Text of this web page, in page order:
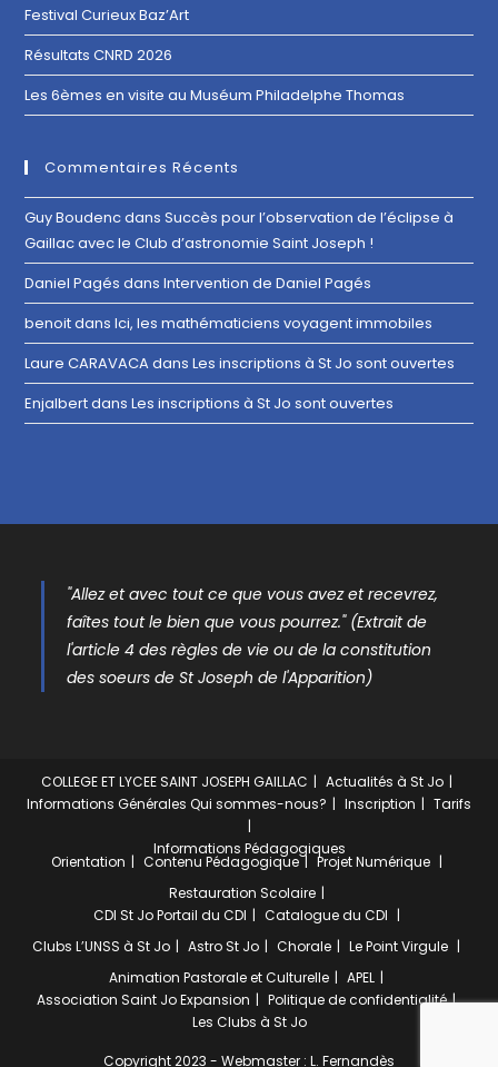
Festival Curieux Baz’Art
Résultats CNRD 2026
Les 6èmes en visite au Muséum Philadelphe Thomas
Commentaires Récents
Guy BoudencdansSuccès pour l’observation de l’éclipse à
Gaillac avec le Club d’astronomie Saint Joseph !
Daniel Pagés dansIntervention de Daniel Pagés
benoitdansIci, les mathématiciens voyagent immobiles
Laure CARAVACAdansLes inscriptions à St Jo sont ouvertes
EnjalbertdansLes inscriptions à St Jo sont ouvertes
"Allez et avec tout ce que vous avez et recevrez,
faîtes tout le bien que vous pourrez." (Extrait de
l'article 4 des règles de vie ou de la constitution
des soeurs de St Joseph de l'Apparition)
COLLEGE ET LYCEE SAINT JOSEPH GAILLAC
Actualités à St Jo
Informations Générales Qui sommes-nous? Inscription Tarifs
Informations Pédagogiques
Orientation Contenu Pédagogique
Projet Numérique
Restauration Scolaire
CDI St Jo Portail du CDI
Catalogue du CDI
Clubs L’UNSS à St Jo Astro St Jo Chorale
Le Point Virgule
Animation Pastorale et Culturelle
APEL
Association Saint Jo Expansion
Politique de confidentialité
Les Clubs à St Jo
Copyright 2023 - Webmaster : L. Fernandès